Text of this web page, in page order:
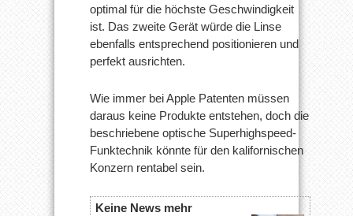
optimal für die höchste Geschwindigkeit
ist. Das zweite Gerät würde die Linse
ebenfalls entsprechend positionieren und
perfekt ausrichten.
Wie immer bei Apple Patenten müssen
daraus keine Produkte entstehen, doch die
beschriebene optische Superhighspeed-
Funktechnik könnte für den kalifornischen
Konzern rentabel sein.
Keine News mehr